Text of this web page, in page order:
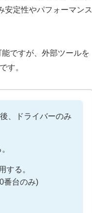
安定性やパフォーマンス
ですが、外部ツールを
す。
、ドライバーのみ
する。
番台のみ)